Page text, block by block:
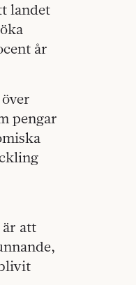
landet
år
pengar
att